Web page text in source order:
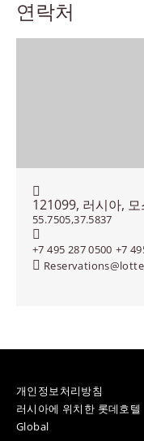
연락처
주소:
121099, 러시아,
GPS 좌표:
55.7505,37.5837
+7 495 287 0500 +7
개인정보처리방침
러시아에 위치한 롯데호텔
Global